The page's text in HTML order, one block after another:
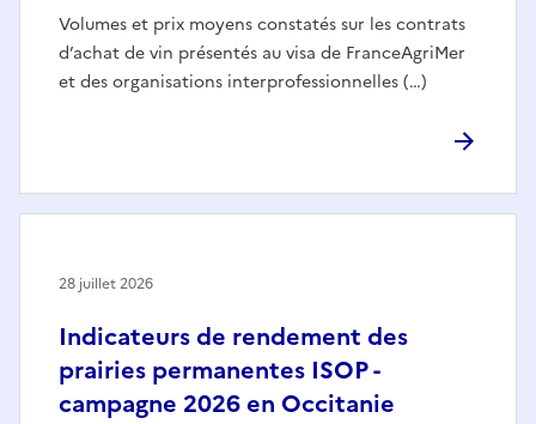
Volumes et prix moyens constatés sur les contrats
d’achat de vin présentés au visa de FranceAgriMer
et des organisations interprofessionnelles (…)
Indicateurs de rendement des
prairies permanentes ISOP -
campagne 2026 en Occitanie
28 juillet 2026